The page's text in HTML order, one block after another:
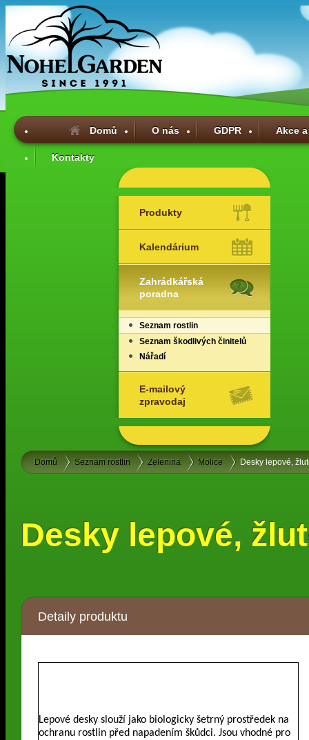
Domů O nás GDPR Akce
Kontakty
Produkty
Kalendárium
Zahrádkářská
poradna
Seznam rostlin
Seznam škodlivých činitelů
Nářadí
E-mailový
zpravodaj
Domů Seznam rostlin Zelenina Molice Desky lepové,
Desky lepové,
Detaily produktu
Lepové desky slouží jako biologicky šetrný prostředek na
ochranu rostlin před napadením škůdci. Jsou vhodné pro